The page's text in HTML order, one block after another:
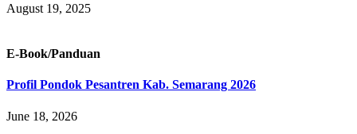
August 19, 2025
E-Book/Panduan
Profil Pondok Pesantren Kab. Semarang 2026
June 18, 2026